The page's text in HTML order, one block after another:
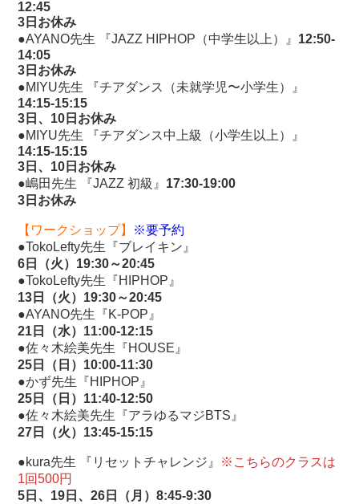
12:45
3日お休み
●AYANO先生 『JAZZ HIPHOP（中学生以上）』 12:50-
14:05
3日お休み
●MIYU先生 『チアダンス（未就学児〜小学生）』
14:15-15:15
3日、10日お休み
●MIYU先生 『チアダンス中上級（小学生以上）』
14:15-15:15
3日、10日お休み
●嶋田先生 『JAZZ 初級』 17:30-19:00
3日お休み
【ワークショップ】 ※要予約
●TokoLefty先生『ブレイキン』
6日（火）19:30～20:45
●TokoLefty先生『HIPHOP』
13日（火）19:30～20:45
●AYANO先生『K-POP』
21日（水）11:00-12:15
●佐々木絵美先生『HOUSE』
25日
（日）10:00-11:30
●かず先生『HIPHOP』
25日
（日）11:40-12:50
●佐々木絵美先生『アラゆるマジBTS』
27日
（火）13:45-15:15
●kura先生 『リセットチャレンジ』 ※こちらのクラスは
1回500円
5日、19日、26日（月）8:45-9:30